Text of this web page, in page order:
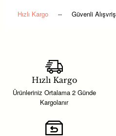
Hızlı Kargo -- Güvenli Alışvriş
Hızlı Kargo
Ürünleriniz Ortalama 2 Günde
Kargolanır